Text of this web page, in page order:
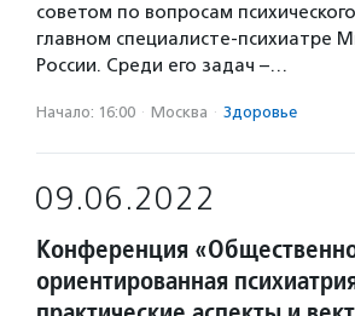
советом по вопросам
главном специалисте-психиатре
России. Среди его задач –…
Начало: 16:00 · Москва · Здоровье
09.06.2022
Конференция
ориентированная